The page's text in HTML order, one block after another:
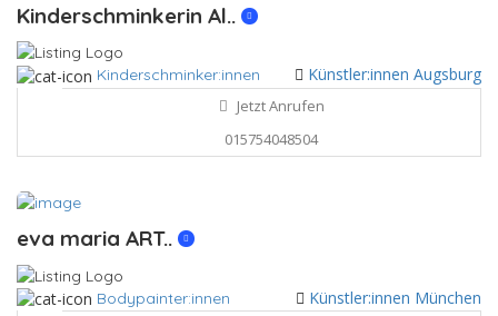
Kinderschminkerin Al..
Kinderschminker:innen Künstler:innen Augsburg
Jetzt Anrufen
015754048504
eva maria ART..
Bodypainter:innen Künstler:innen München